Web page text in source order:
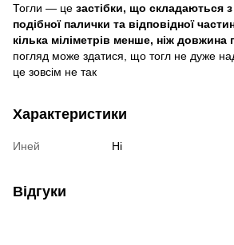
Тогли — це застібки, що складаються
подібної палички та відповідної
кілька міліметрів менше, ніж довжина
погляд може здатися, що тогл не дуже
це зовсім не так
Характеристики
Иней Ні
Відгуки